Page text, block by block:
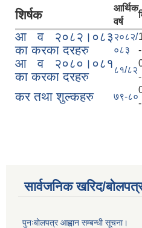
शिर्षक
आर्थिक
वर्ष
आ व २०८२।०८३
का करका दरहरु
२०८२/
०८३
आ व २०८०।०८१
का करका दरहरु
८१/८२
कर तथा शुल्कहरु ७९-८०
सार्वजनिक खरिद/
पुनःबोलपत्र आह्वान सम्बन्धी सूचना।